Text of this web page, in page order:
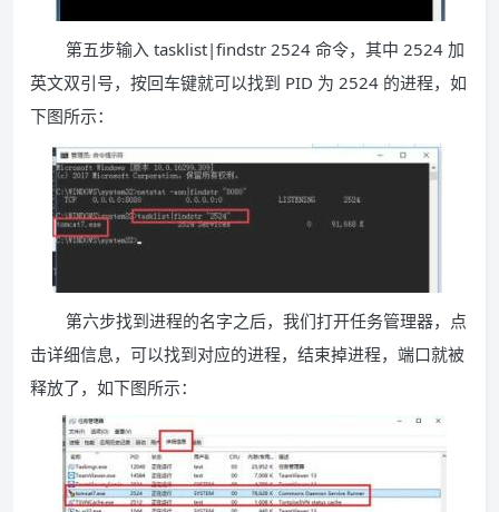
第五步输入 tasklist|findstr 2524 命令，其中 2524 加
英文双引号，按回车键就可以找到 PID 为 2524 的进程，如
下图所示：
第六步找到进程的名字之后，我们打开任务管理器，点
击详细信息，可以找到对应的进程，结束掉进程，端口就被
释放了，如下图所示：